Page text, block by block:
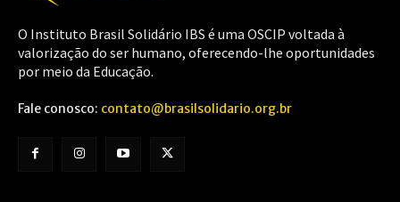
O Instituto Brasil Solidário IBS é uma OSCIP voltada à
valorização do ser humano, oferecendo-lhe oportunidades
por meio da Educação.
Fale conosco: contato@brasilsolidario.org.br